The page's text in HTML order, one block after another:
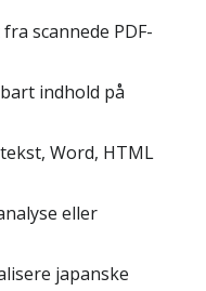
scannede PDF-
indhold på
Word, HTML
eller
japanske